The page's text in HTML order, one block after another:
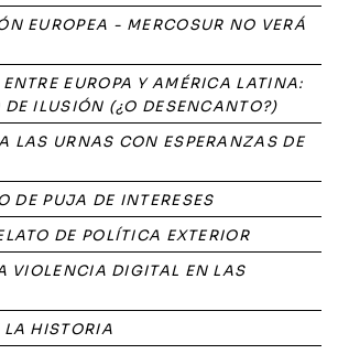
EUROPEA - MERCOSUR NO VERÁ
EUROPA Y AMÉRICA LATINA:
ILUSIÓN (¿O DESENCANTO?)
LAS URNAS CON ESPERANZAS DE
DE PUJA DE INTERESES
DE POLÍTICA EXTERIOR
VIOLENCIA DIGITAL EN LAS
LA HISTORIA